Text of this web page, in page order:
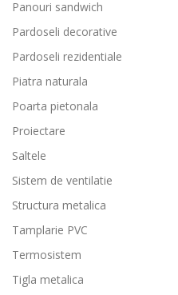
Panouri sandwich
Pardoseli decorative
Pardoseli rezidentiale
Piatra naturala
Poarta pietonala
Proiectare
Saltele
Sistem de ventilatie
Structura metalica
Tamplarie PVC
Termosistem
Tigla metalica